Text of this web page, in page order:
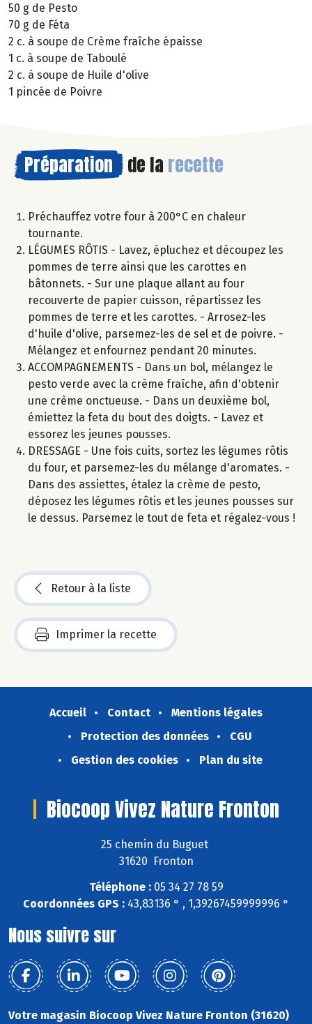
50 g de Pesto
70 g de Féta
2 c. à soupe de Crème fraîche épaisse
1 c. à soupe de Taboulé
2 c. à soupe de Huile d'olive
1 pincée de Poivre
Préparation de la recette
Préchauffez votre four à 200°C en chaleur
tournante.
LÉGUMES RÔTIS - Lavez, épluchez et découpez les
pommes de terre ainsi que les carottes en
bâtonnets. - Sur une plaque allant au four
recouverte de papier cuisson, répartissez les
pommes de terre et les carottes. - Arrosez-les
d'huile d'olive, parsemez-les de sel et de poivre. -
Mélangez et enfournez pendant 20 minutes.
ACCOMPAGNEMENTS - Dans un bol, mélangez le
pesto verde avec la crème fraîche, afin d'obtenir
une crème onctueuse. - Dans un deuxième bol,
émiettez la feta du bout des doigts. - Lavez et
essorez les jeunes pousses.
DRESSAGE - Une fois cuits, sortez les légumes rôtis
du four, et parsemez-les du mélange d'aromates. -
Dans des assiettes, étalez la crème de pesto,
déposez les légumes rôtis et les jeunes pousses sur
le dessus. Parsemez le tout de feta et régalez-vous !
Retour à la liste
Imprimer la recette
Accueil Contact
Mentions légales
Protection des données
CGU
Gestion des cookies
Plan du site
Biocoop Vivez Nature Fronton
25 chemin du Buguet
31620 Fronton
Téléphone :05 34 27 78 59
Coordonnées GPS : 43,83136 ° , 1,39267459999996 °
Nous suivre sur
Votre magasin Biocoop Vivez Nature Fronton (31620)